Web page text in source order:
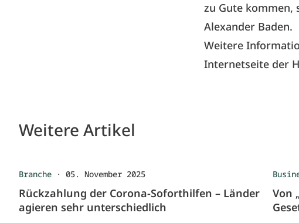
zu Gute kommen,
Alexander Baden.
Weitere
Internetseite der
Weitere Artikel
Branche · 05. November 2025
Rückzahlung der Corona-Soforthilfen – Länder
agieren sehr unterschiedlich
Von